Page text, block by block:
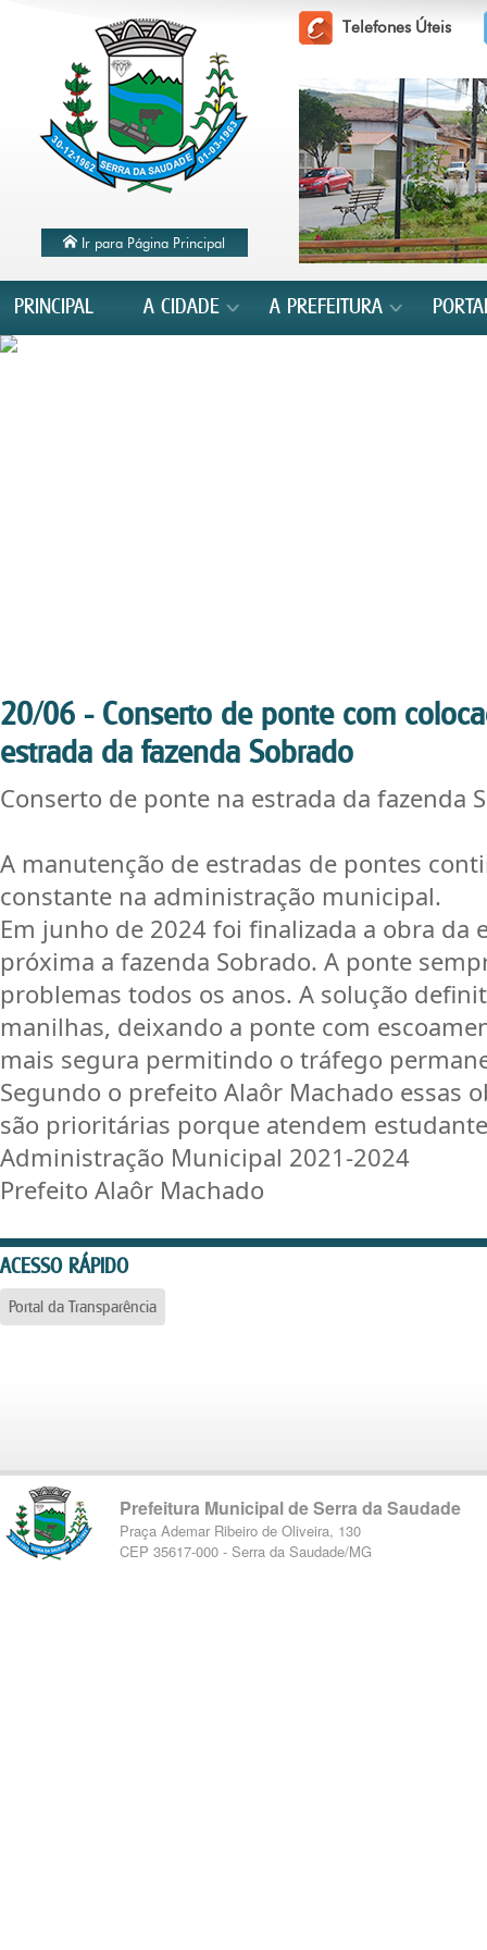
Ir para Página Principal
Telefones Úteis
PRINCIPAL A CIDADE A PREFEITURA
20/06 - Conserto de ponte com
estrada da fazenda Sobrado
Conserto de ponte na estrada da fazenda
A manutenção de estradas de pontes
constante na administração municipal.
Em junho de 2024 foi finalizada a obra da
próxima a fazenda Sobrado. A ponte
problemas todos os anos. A solução
manilhas, deixando a ponte com
mais segura permitindo o tráfego
Segundo o prefeito Alaôr Machado essas
são prioritárias porque atendem
Administração Municipal 2021-2024
Prefeito Alaôr Machado
ACESSO RÁPIDO
Portal da Transparência
Prefeitura Municipal de Serra da Saudade
Praça Ademar Ribeiro de Oliveira, 130
CEP 35617-000 - Serra da Saudade/MG